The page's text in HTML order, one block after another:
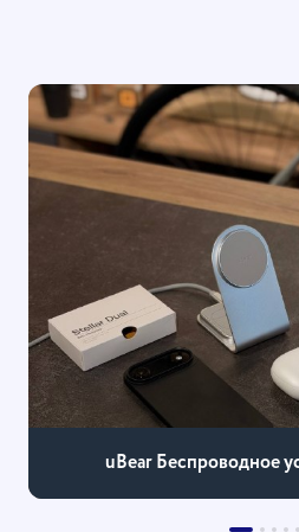
uBear Беспроводное